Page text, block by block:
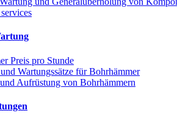
Preis pro Stunde
Wartungssätze für Bohrhämmer
Aufrüstung von Bohrhämmern